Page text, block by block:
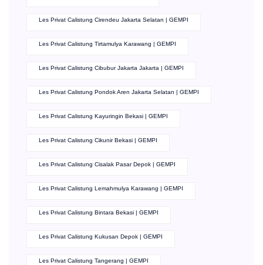
Les Privat Calistung Cirendeu Jakarta Selatan | GEMPI
Les Privat Calistung Tirtamulya Karawang | GEMPI
Les Privat Calistung Cibubur Jakarta Jakarta | GEMPI
Les Privat Calistung Pondok Aren Jakarta Selatan | GEMPI
Les Privat Calistung Kayuringin Bekasi | GEMPI
Les Privat Calistung Cikunir Bekasi | GEMPI
Les Privat Calistung Cisalak Pasar Depok | GEMPI
Les Privat Calistung Lemahmulya Karawang | GEMPI
Les Privat Calistung Bintara Bekasi | GEMPI
Les Privat Calistung Kukusan Depok | GEMPI
Les Privat Calistung Tangerang | GEMPI